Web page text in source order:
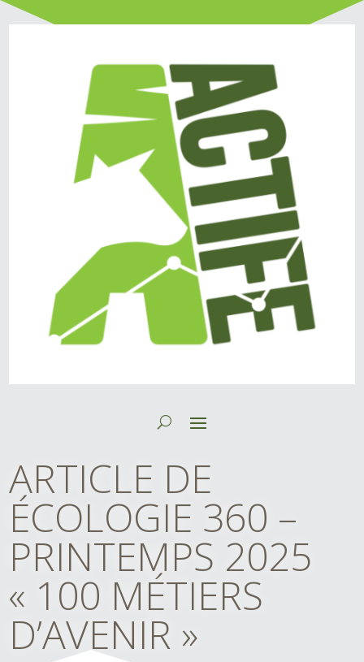
ARTICLE DE
ÉCOLOGIE 360 –
PRINTEMPS 2025
« 100 MÉTIERS
D’AVENIR »